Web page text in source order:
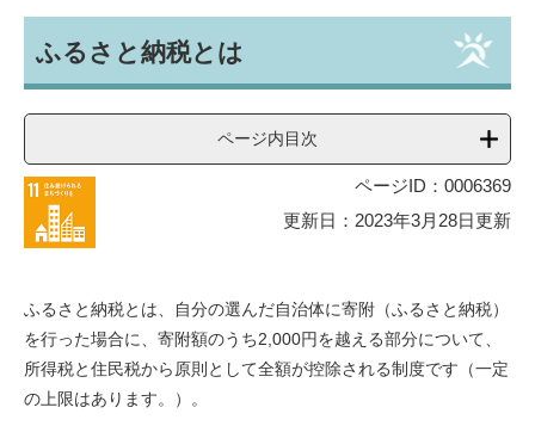
文ふるさと納税とは
ページ内目次
ページID：0006369
更新日：2023年3月28日更新
ふるさと納税とは、自分の選んだ自治体に寄附（ふるさと納税）
を行った場合に、寄附額のうち2,000円を越える部分について、
所得税と住民税から原則として全額が控除される制度です（一定
の上限はあります。）。